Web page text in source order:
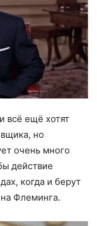
всё ещё хотят
но
очень много
действие
когда и берут
Флеминга.